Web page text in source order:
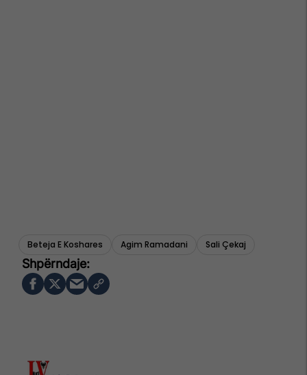
Beteja E Koshares Agim Ramadani Sali Çekaj